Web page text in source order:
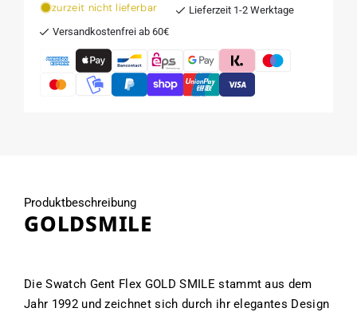
zurzeit nicht lieferbar
Lieferzeit 1-2 Werktage
Versandkostenfrei ab 60€
Produktbeschreibung
GOLDSMILE
Die Swatch Gent Flex GOLD SMILE stammt aus dem
Jahr 1992 und zeichnet sich durch ihr elegantes Design